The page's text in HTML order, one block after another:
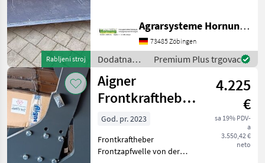
Rabljeni stroj
oprema za traktore Prednji
utovarivači - priključni
Agrarsysteme Hornung GmbH & Co. KG
73485 Zöbingen
Dodatna
oprema za
traktore /
Cashels
Premium Plus trgovac
Aigner
Frontkraftheber
+ Frontzapfwelle
4.225
€
sa 19% PDV-
a
3.550,42 €
neto
God. pr. 2023
Frontkraftheber
Frontzapfwelle von der